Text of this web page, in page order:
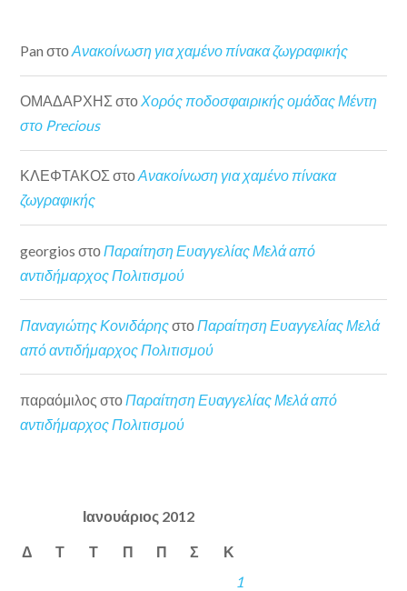
Pan στοΑνακοίνωση για χαμένο πίνακα ζωγραφικής
ΟΜΑΔΑΡΧΗΣ στοΧορός ποδοσφαιρικής ομάδας Μέντη
στο Precious
ΚΛΕΦΤΑΚΟΣ στοΑνακοίνωση για χαμένο πίνακα
ζωγραφικής
georgios στο Παραίτηση Ευαγγελίας Μελά από
αντιδήμαρχος Πολιτισμού
Παναγιώτης Κονιδάρηςστο Παραίτηση Ευαγγελίας Μελά
από αντιδήμαρχος Πολιτισμού
παραόμιλος στοΠαραίτηση Ευαγγελίας Μελά από
αντιδήμαρχος Πολιτισμού
Ιανουάριος 2012
Δ Τ Τ Π Π Σ Κ
1